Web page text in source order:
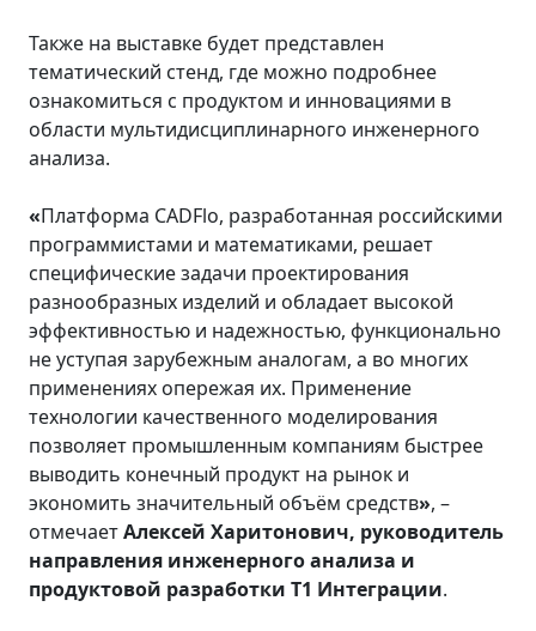
Также на выставке будет представлен
тематический стенд, где можно подробнее
ознакомиться с продуктом и инновациями в
области мультидисциплинарного инженерного
анализа.
«Платформа CADFlo, разработанная российскими
программистами и математиками, решает
специфические задачи проектирования
разнообразных изделий и обладает высокой
эффективностью и надежностью, функционально
не уступая зарубежным аналогам, а во многих
применениях опережая их. Применение
технологии качественного моделирования
позволяет промышленным компаниям быстрее
выводить конечный продукт на рынок и
экономить значительный объём средств», –
отмечаетАлексей Харитонович, руководитель
направления инженерного анализа и
продуктовой разработки Т1 Интеграции.